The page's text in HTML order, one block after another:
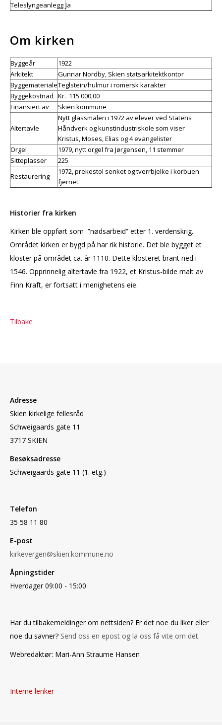
Teleslyngeanlegg Ja
Om kirken
Byggeår
1922
Arkitekt
Gunnar Nordby, Skien statsarkitektkontor
ByggematerialeTeglstein/hulmur i romersk karakter
Byggekostnad Kr. 115.000,00
Finansiert av
Skien kommune
Altertavle
Nytt glassmaleri i 1972 av elever ved Statens
Håndverk og kunstindustriskole som viser
Kristus, Moses, Elias og 4 evangelister
Orgel
1979, nytt orgel fra Jørgensen, 11 stemmer
Sitteplasser
225
Restaurering
1972, prekestol senket og tverrbjelke i korbuen
fjernet.
Historier fra kirken
Kirken ble oppført som ”nødsarbeid” etter 1. verdenskrig.
Området kirken er bygd på har rik historie. Det ble bygget et
kloster på området ca. år 1110. Dette klosteret brant ned i
1546. Opprinnelig altertavle fra 1922, et Kristus-bilde malt av
Finn Kraft, er fortsatt i menighetens eie.
Tilbake
Adresse
Skien kirkelige fellesråd
Schweigaards gate 11
3717 SKIEN
Besøksadresse
Schweigaards gate 11 (1. etg.)
Telefon
35 58 11 80
E-post
kirkevergen@skien.kommune.no
Åpningstider
Hverdager 09:00 - 15:00
Har du tilbakemeldinger om nettsiden? Er det noe du liker eller
noe du savner? Send oss en epost og la oss få vite om det.
Webredaktør: Mari-Ann Straume Hansen
Interne lenker